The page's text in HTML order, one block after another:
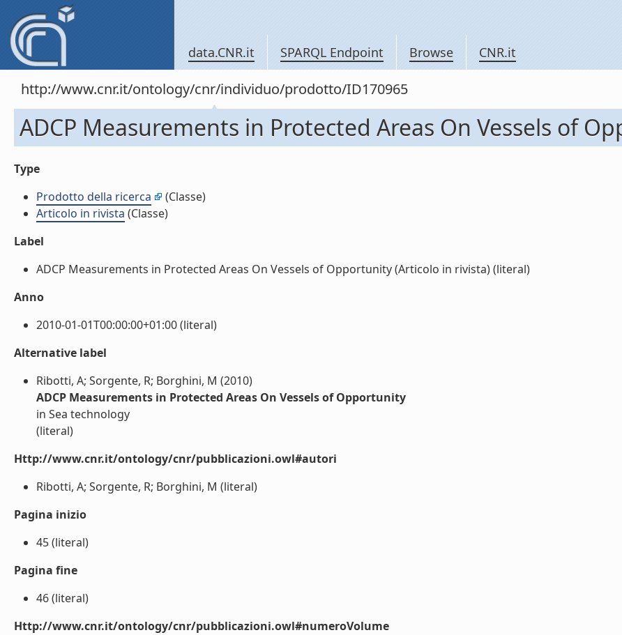
data.CNR.it SPARQL Endpoint Browse CNR.it
http://www.cnr.it/ontology/cnr/individuo/prodotto/ID170965
ADCP Measurements in Protected Areas On Vessels of
Type
Prodotto della ricerca
(Classe)
Articolo in rivista (Classe)
Label
ADCP Measurements in Protected Areas On Vessels of Opportunity (Articolo in rivista) (literal)
Anno
2010-01-01T00:00:00+01:00 (literal)
Alternative label
Ribotti, A; Sorgente, R; Borghini, M (2010)
ADCP Measurements in Protected Areas On Vessels of Opportunity
in Sea technology
(literal)
Http://www.cnr.it/ontology/cnr/pubblicazioni.owl#autori
Ribotti, A; Sorgente, R; Borghini, M (literal)
Pagina inizio
45 (literal)
Pagina fine
46 (literal)
Http://www.cnr.it/ontology/cnr/pubblicazioni.owl#numeroVolume